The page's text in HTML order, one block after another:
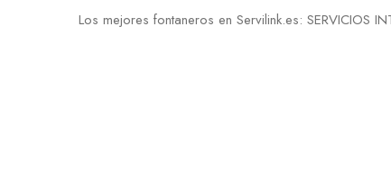
Los mejores fontaneros en Servilink.es: SERVICIOS